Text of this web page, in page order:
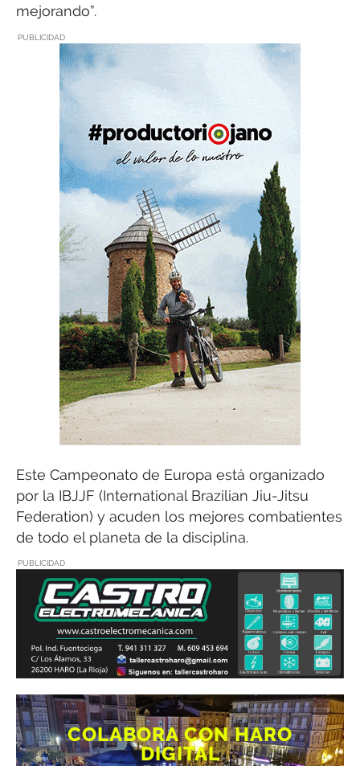
mejorando”.
PUBLICIDAD
Este Campeonato de Europa está organizado
por la IBJJF (International Brazilian Jiu-Jitsu
Federation) y acuden los mejores combatientes
de todo el planeta de la disciplina.
PUBLICIDAD
COLABORA CON HARO
DIGITAL